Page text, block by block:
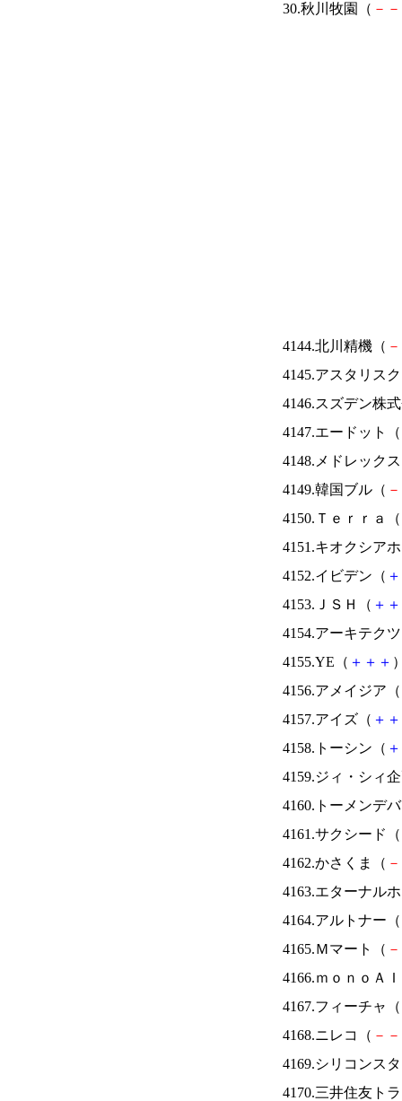
30.秋川牧園（ － －
4144.北川精機（ －
4145.アスタリス
4146.スズデン株
4147.エードット（
4148.メドレック
4149.韓国ブル（ －
4150.Ｔｅｒｒａ（
4151.キオクシア
4152.イビデン（ ＋
4153.ＪＳＨ（ ＋ ＋
4154.アーキテク
4155.YE（ ＋ ＋ ＋
4156.アメイジア（
4157.アイズ（ ＋ ＋
4158.トーシン（ ＋
4159.ジィ・シィ
4160.トーメンデ
4161.サクシード（
4162.かさくま（ －
4163.エターナル
4164.アルトナー（
4165.Ｍマート（ －
4166.ｍｏｎｏＡ
4167.フィーチャ（
4168.ニレコ（ － －
4169.シリコンス
4170.三井住友ト